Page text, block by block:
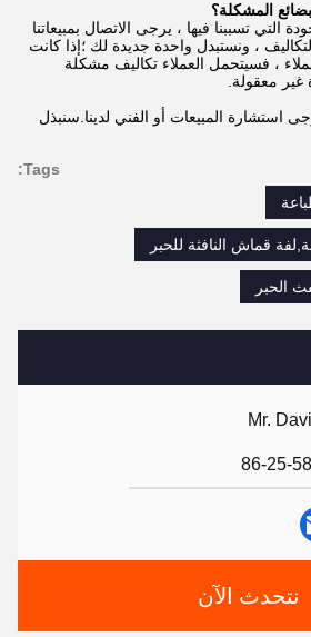
Mr.
86-25-
نتحدث الآن
المشكلة؟
التي تسببنا فيها ، يرجى الاتصال بمبيعاتنا
، ونستبدل واحدة جديدة لك ؛إذا كانت
، فسيتحمل العملاء تكاليف مشكلة
غير معقولة.
استشارة المبيعات أو الفني لدينا.سنبذل
Tags:
قماش النافثة للحبر
الحبر